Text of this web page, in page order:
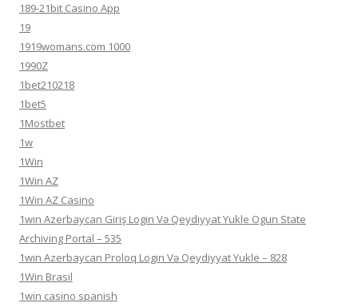
189-21bit Casino App
19
1919womans.com 1000
1990Z
1bet210218
1bet5
1Mostbet
1w
1Win
1Win AZ
1Win AZ Casino
1win Azerbaycan Giriş Login Və Qeydiyyat Yukle Ogun State
Archiving Portal – 535
1win Azerbaycan Proloq Login Və Qeydiyyat Yukle – 828
1Win Brasil
1win casino spanish